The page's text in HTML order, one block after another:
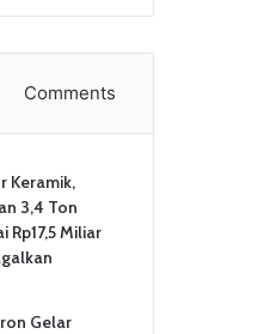
Comments
Keramik,
3,4 Ton
Rp17,5 Miliar
Gelar